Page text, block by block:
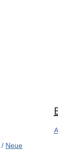
/ Neue